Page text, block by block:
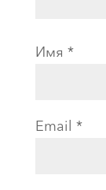
Имя *
Email *